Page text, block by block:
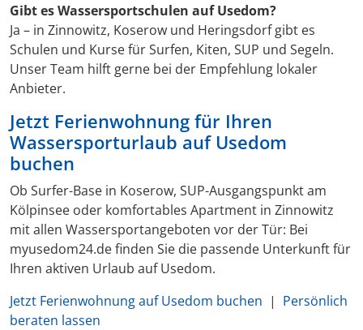
Gibt es Wassersportschulen auf Usedom?
Ja – in Zinnowitz, Koserow und Heringsdorf gibt es
Schulen und Kurse für Surfen, Kiten, SUP und Segeln.
Unser Team hilft gerne bei der Empfehlung lokaler
Anbieter.
Jetzt Ferienwohnung für Ihren
Wassersporturlaub auf Usedom
buchen
Ob Surfer-Base in Koserow, SUP-Ausgangspunkt am
Kölpinsee oder komfortables Apartment in Zinnowitz
mit allen Wassersportangeboten vor der Tür: Bei
myusedom24.de finden Sie die passende Unterkunft für
Ihren aktiven Urlaub auf Usedom.
Jetzt Ferienwohnung auf Usedom buchen | Persönlich
beraten lassen